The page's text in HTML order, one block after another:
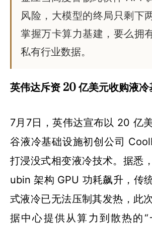
风险，大模型的终局只剩下
掌握万卡算力基建，要么拥
私有行业数据。
英伟达斥资 20 亿美元收购液冷
7月7日，英伟达宣布以 20 亿
谷液冷基础设施初创公司
打浸没式相变液冷技术。据悉
ubin 架构 GPU 功耗飙升，传
式液冷已无法压制其发热，此
据中心提供从算力到散热的“